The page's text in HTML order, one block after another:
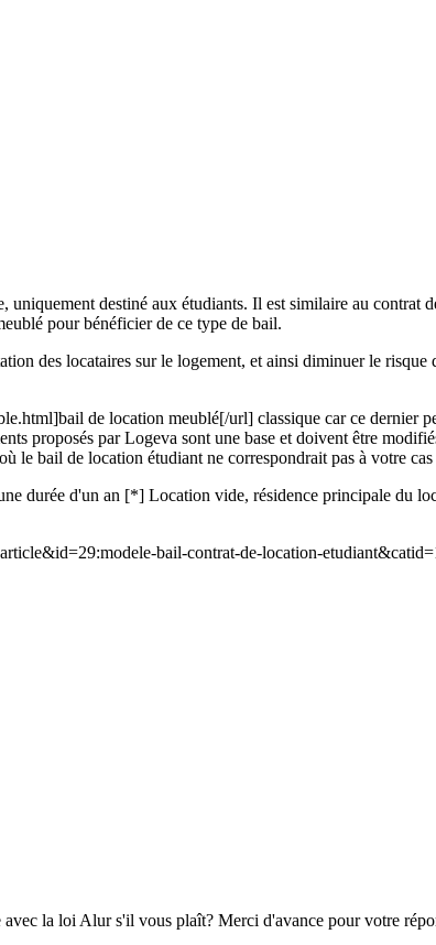
destiné aux étudiants. Il est similaire au contrat
pour bénéficier de ce type de bail.
des locataires sur le logement, et ainsi diminuer le
de location meublé[/url] classique car ce dernier
proposés par Logeva sont une base et doivent être
le bail de location étudiant ne correspondrait pas à votre cas
durée d'un an [*] Location vide, résidence principale du
bail-contrat-de-location-
la loi Alur s'il vous plaît? Merci d'avance pour votre